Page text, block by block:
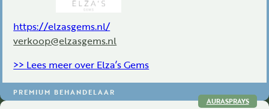
https://elzasgems.nl/
verkoop@elzasgems.nl
PREMIUM BEHANDELAAR
>> Lees meer over Elza’s Gems
AURASPRAYS